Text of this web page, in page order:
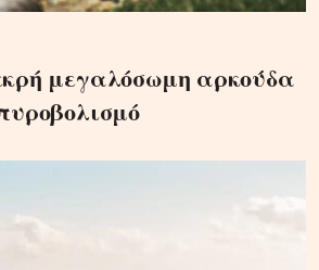
μεγαλόσωμη αρκούδα